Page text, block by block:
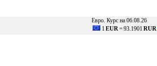
Евро. Курс на 06.08.26
1 EUR=93.1901 RUR